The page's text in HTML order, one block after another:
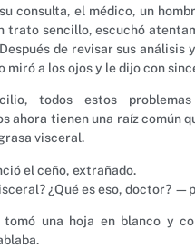
consulta, el médico, un
trato sencillo, escuchó
de revisar sus análisis
miró a los ojos y le dijo con
todos estos
ahora tienen una raíz común
visceral.
el ceño, extrañado.
¿Qué es eso, doctor?
tomó una hoja en blanco y